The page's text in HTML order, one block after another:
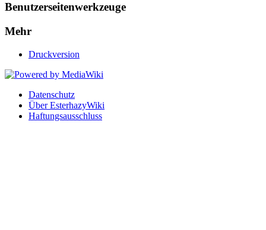
Benutzerseitenwerkzeuge
Mehr
Druckversion
Datenschutz
Über EsterhazyWiki
Haftungsausschluss